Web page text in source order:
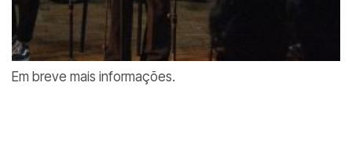
Em breve mais informações.